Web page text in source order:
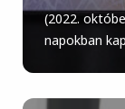
(2022.
napokban